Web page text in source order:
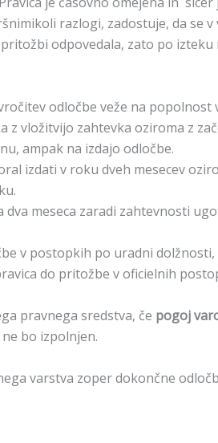
razlogi, zadostuje, da se
odpovedala, zato po
odločbe veže na
z vložitvijo zahtevka oziroma z
ampak na izdajo odločbe.
izdati v roku dveh mesecev
meseca zaradi zahtevnosti
v postopkih po uradni
do pritožbe v oficielnih
pravnega sredstva, če pogoj
bo izpolnjen.
varstva zoper dokončne